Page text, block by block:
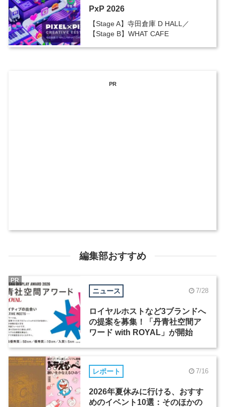
PxP 2026
【Stage A】寺田倉庫 D HALL／
【Stage B】WHAT CAFE
PR
編集部おすすめ
ニュース 7/28
ロイヤルホストなど3ブランドへ
の提案を募集！「丹青社空間ア
ワード with ROYAL」が開始
PR
レポート 7/16
2026年夏休みに行ける、おすす
めのイベント10選：そのほかの